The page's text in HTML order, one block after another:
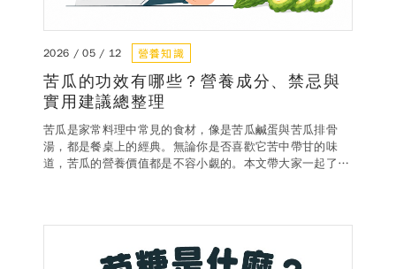
2026 / 05 / 12 營養知識
苦瓜的功效有哪些？營養成分、禁忌與
實用建議總整理
苦瓜是家常料理中常見的食材，像是苦瓜鹹蛋與苦瓜排骨
湯，都是餐桌上的經典。無論你是否喜歡它苦中帶甘的味
道，苦瓜的營養價值都是不容小覷的。本文帶大家一起了解